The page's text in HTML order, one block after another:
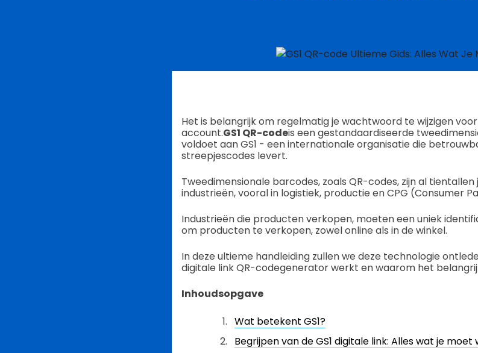
Het is belangrijk om regelmatig je wachtwoord te wijzigen
account.GS1 QR-codeis een gestandaardiseerde
voldoet aan GS1 - een internationale organisatie die
streepjescodes levert.
Tweedimensionale barcodes, zoals QR-codes, zijn al
industrieën, vooral in logistiek, productie en CPG (Consumer
Industrieën die producten verkopen, moeten een uniek
om producten te verkopen, zowel online als in de winkel.
In deze ultieme handleiding zullen we deze technologie
digitale link QR-codegenerator werkt en waarom het
Inhoudsopgave
Wat betekent GS1?
Begrijpen van de GS1 digitale link: Alles wat je moet